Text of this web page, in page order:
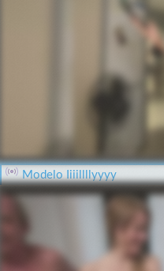
Modelo Iiiillllyyyy